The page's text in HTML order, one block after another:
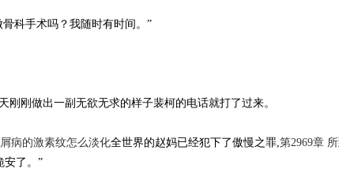
科手术吗？我随时有时间。”
刚刚做出一副无欲无求的样子裴柯的电话就打了过来。
病的激素纹怎么淡化全世界的赵妈已经犯下了傲慢之罪,第2969章
安了。”